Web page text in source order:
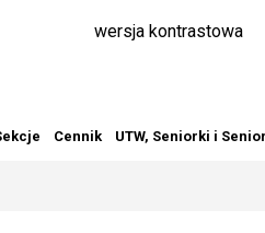
wersja kontrastowa
Cennik UTW, Seniorki i